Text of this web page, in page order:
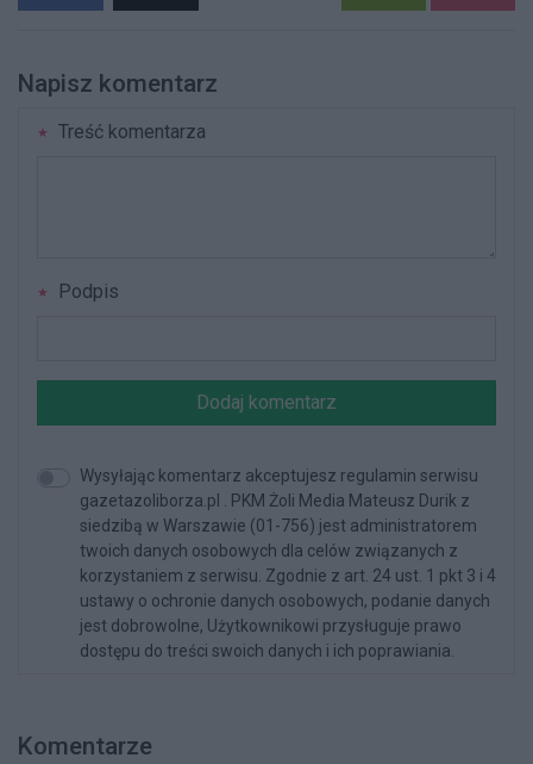
Napisz komentarz
Treść komentarza
Podpis
Dodaj komentarz
Wysyłając komentarz akceptujesz regulamin serwisu
gazetazoliborza.pl . PKM Żoli Media Mateusz Durik z
siedzibą w Warszawie (01-756) jest administratorem
twoich danych osobowych dla celów związanych z
korzystaniem z serwisu. Zgodnie z art. 24 ust. 1 pkt 3 i 4
ustawy o ochronie danych osobowych, podanie danych
jest dobrowolne, Użytkownikowi przysługuje prawo
dostępu do treści swoich danych i ich poprawiania.
Komentarze